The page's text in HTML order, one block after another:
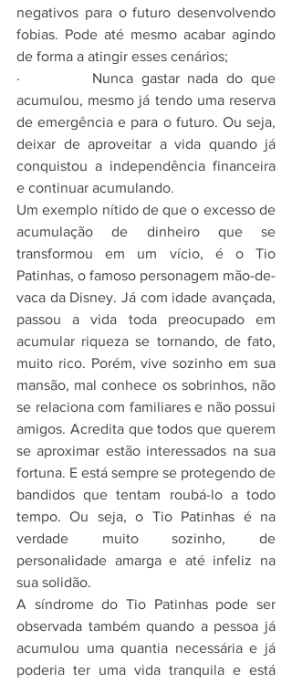
negativos para o futuro desenvolvendo
fobias. Pode até mesmo acabar agindo
de forma a atingir esses cenários;
·         Nunca gastar nada do que
acumulou, mesmo já tendo uma reserva
de emergência e para o futuro. Ou seja,
deixar de aproveitar a vida quando já
conquistou a independência financeira
e continuar acumulando.
Um exemplo nítido de que o excesso de
acumulação de dinheiro que se
transformou em um vício, é o Tio
Patinhas, o famoso personagem mão-de-
vaca da Disney. Já com idade avançada,
passou a vida toda preocupado em
acumular riqueza se tornando, de fato,
muito rico. Porém, vive sozinho em sua
mansão, mal conhece os sobrinhos, não
se relaciona com familiares e não possui
amigos. Acredita que todos que querem
se aproximar estão interessados na sua
fortuna. E está sempre se protegendo de
bandidos que tentam roubá-lo a todo
tempo. Ou seja, o Tio Patinhas é na
verdade muito sozinho, de
personalidade amarga e até infeliz na
sua solidão.
A síndrome do Tio Patinhas pode ser
observada também quando a pessoa já
acumulou uma quantia necessária e já
poderia ter uma vida tranquila e está